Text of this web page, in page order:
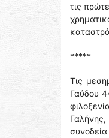
τις
*****
Τις
Γαύδου